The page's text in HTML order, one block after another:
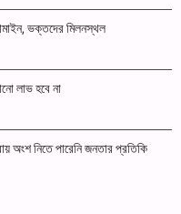
ভক্তদের মিলনস্থল
লাভ হবে না
অংশ নিতে পারেনি জনতার প্রতিকি